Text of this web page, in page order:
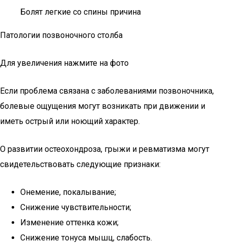
Болят легкие со спины причина
Патологии позвоночного столба
Для увеличения нажмите на фото
Если проблема связана с заболеваниями позвоночника,
болевые ощущения могут возникать при движении и
иметь острый или ноющий характер.
О развитии остеохондроза, грыжи и ревматизма могут
свидетельствовать следующие признаки:
Онемение, покалывание;
Снижение чувствительности;
Изменение оттенка кожи;
Снижение тонуса мышц, слабость.